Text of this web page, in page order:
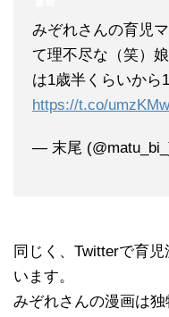
みぞれさんの育児
て理不尽な（笑）
は1歳半くらいから
https://t.co/
— 末尾
同じく、Twitterで育
います。
みぞれさんの漫画は